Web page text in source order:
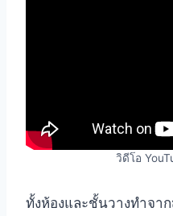
วิดีโอ
ทั้งห้องและชั้นวางทำจาก